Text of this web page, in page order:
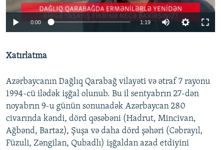
720p 810p
0:00 1:19 Auto
810p
Xatırlatma
Azərbaycanın Dağlıq Qarabağ vilayəti və ətraf 7 rayonu
1994-cü ilədək işğal olunub. Bu il sentyabrın 27-dən
noyabrın 9-u günün sonunadək Azərbaycan 280
civarında kəndi, dörd qəsəbəni (Hadrut, Mincivan,
Ağbənd, Bartaz), Şuşa və daha dörd şəhəri (Cəbrayıl,
Füzuli, Zəngilan, Qubadlı) işğaldan azad etdiyini